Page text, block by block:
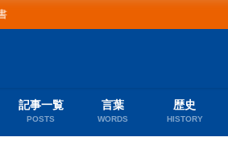
記事一覧
POSTS
言葉
WORDS
歴史
HISTORY